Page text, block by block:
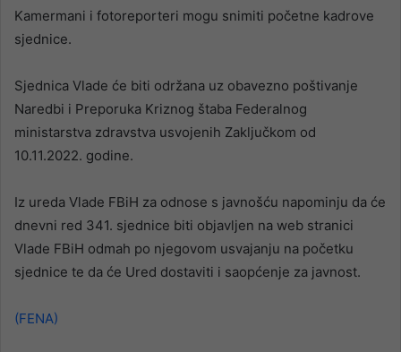
Kamermani i fotoreporteri mogu snimiti početne kadrove
sjednice.
Sjednica Vlade će biti održana uz obavezno poštivanje
Naredbi i Preporuka Kriznog štaba Federalnog
ministarstva zdravstva usvojenih Zaključkom od
10.11.2022. godine.
Iz ureda Vlade FBiH za odnose s javnošću napominju da će
dnevni red 341. sjednice biti objavljen na web stranici
Vlade FBiH odmah po njegovom usvajanju na početku
sjednice te da će Ured dostaviti i saopćenje za javnost.
(FENA)